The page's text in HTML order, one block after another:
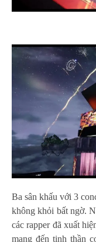
Ba sân khấu với 3
không khỏi bất ngờ.
các rapper đã xuất
mang đến tinh thần